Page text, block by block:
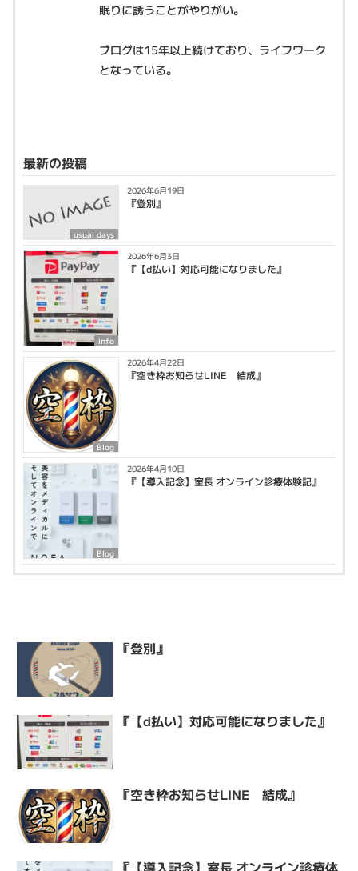
眠りに誘うことがやりがい。
ブログは15年以上続けており、ライフワーク
となっている。
最新の投稿
usual days
2026年6月19日
『登別』
info
2026年6月3日
『【d払い】対応可能になりました』
Blog
2026年4月22日
『空き枠お知らせLINE 結成』
Blog
2026年4月10日
『【導入記念】室長 オンライン診療体験記』
『登別』
『【d払い】対応可能になりました』
『空き枠お知らせLINE 結成』
『【導入記念】室長 オンライン診療体